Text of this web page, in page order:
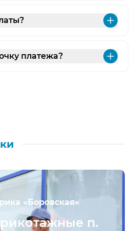
платежа?
«Боровская»
п.